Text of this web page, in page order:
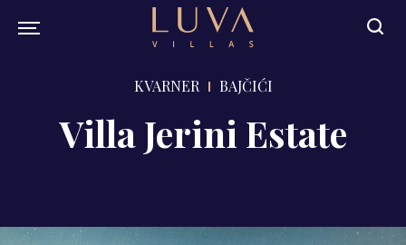
KVARNER BAJČIĆI
Villa Jerini Estate